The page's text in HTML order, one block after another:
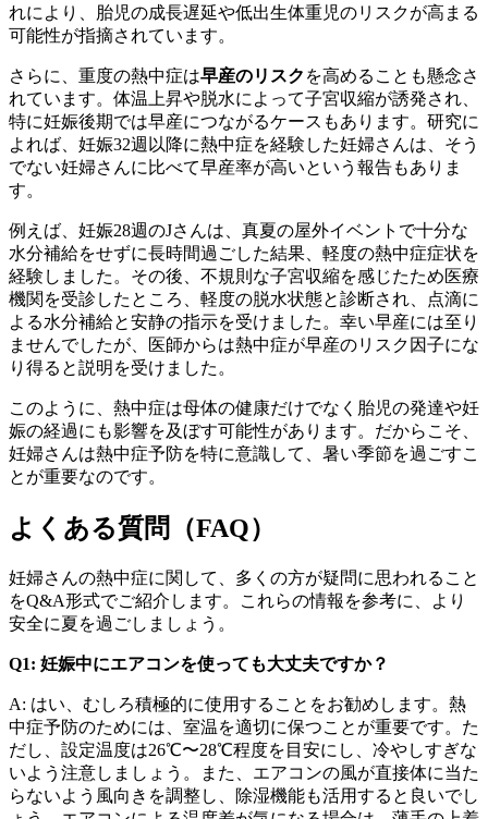
れにより、胎児の成長遅延や低出生体重児のリスクが高まる
可能性が指摘されています。
さらに、重度の熱中症は早産のリスク を高めることも懸念さ
れています。体温上昇や脱水によって子宮収縮が誘発され、
特に妊娠後期では早産につながるケースもあります。研究に
よれば、妊娠32週以降に熱中症を経験した妊婦さんは、そう
でない妊婦さんに比べて早産率が高いという報告もありま
す。
例えば、妊娠28週のJさんは、真夏の屋外イベントで十分な
水分補給をせずに長時間過ごした結果、軽度の熱中症症状を
経験しました。その後、不規則な子宮収縮を感じたため医療
機関を受診したところ、軽度の脱水状態と診断され、点滴に
よる水分補給と安静の指示を受けました。幸い早産には至り
ませんでしたが、医師からは熱中症が早産のリスク因子にな
り得ると説明を受けました。
このように、熱中症は母体の健康だけでなく胎児の発達や妊
娠の経過にも影響を及ぼす可能性があります。だからこそ、
妊婦さんは熱中症予防を特に意識して、暑い季節を過ごすこ
とが重要なのです。
よくある質問（FAQ）
妊婦さんの熱中症に関して、多くの方が疑問に思われること
をQ&A形式でご紹介します。これらの情報を参考に、より
安全に夏を過ごしましょう。
Q1: 妊娠中にエアコンを使っても大丈夫ですか？
A: はい、むしろ積極的に使用することをお勧めします。熱
中症予防のためには、室温を適切に保つことが重要です。た
だし、設定温度は26℃〜28℃程度を目安にし、冷やしすぎな
いよう注意しましょう。また、エアコンの風が直接体に当た
らないよう風向きを調整し、除湿機能も活用すると良いでし